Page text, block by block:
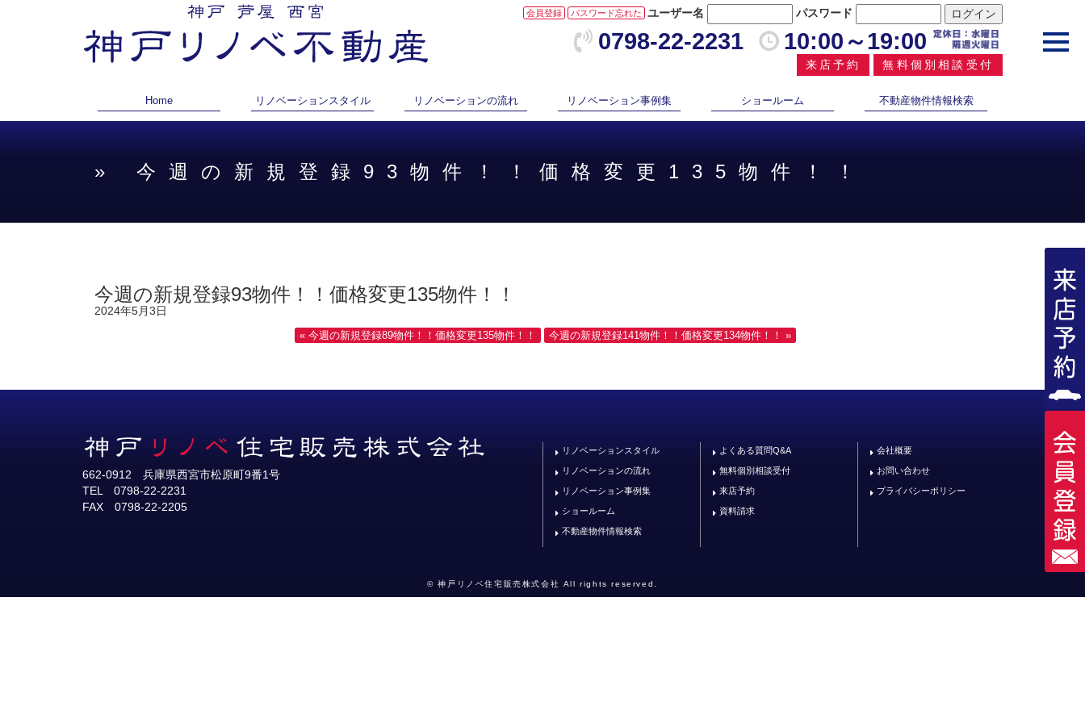
ユーザー名 パスワード
会員登録 パスワード忘れた
0798-22-2231 10:00～19:00
来店予約 無料個別相談受付
Home リノベーションスタイル リノベーションの流れ リノベーション事例集 ショールーム 不動産物件情報検索
» 今週の新規登録93物件！！価格変更135物件！！
今週の新規登録93物件！！価格変更135物件！！
2024年5月3日
« 今週の新規登録89物件！！価格変更135物件！！ 今週の新規登録141物件！！価格変更134物件！！ »
662-0912 兵庫県西宮市松原町9番1号
TEL 0798-22-2231
FAX 0798-22-2205
リノベーションスタイル
リノベーションの流れ
リノベーション事例集
ショールーム
不動産物件情報検索
よくある質問Q&A
無料個別相談受付
来店予約
資料請求
会社概要
お問い合わせ
プライバシーポリシー
© 神戸リノベ住宅販売株式会社 All rights reserved.